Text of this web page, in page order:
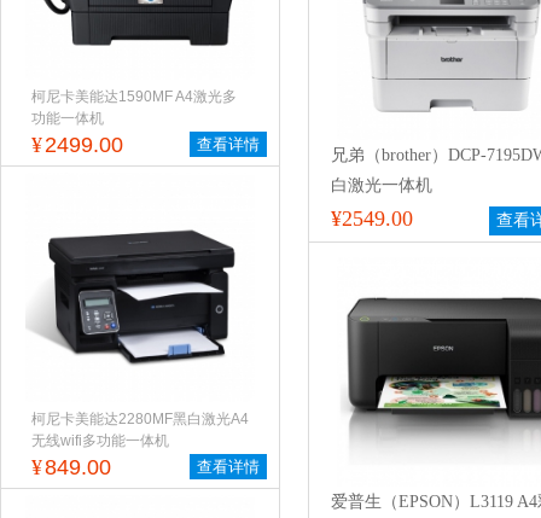
柯尼卡美能达1590MF A4激光多
功能一体机
¥2499.00 查看详情
柯尼卡美能达2280MF黑白激光A4
无线wifi多功能一体机
¥849.00 查看详情
兄弟（brother）DCP-
白激光一体机
¥2549.00 查看
爱普生（EPSON）L3119